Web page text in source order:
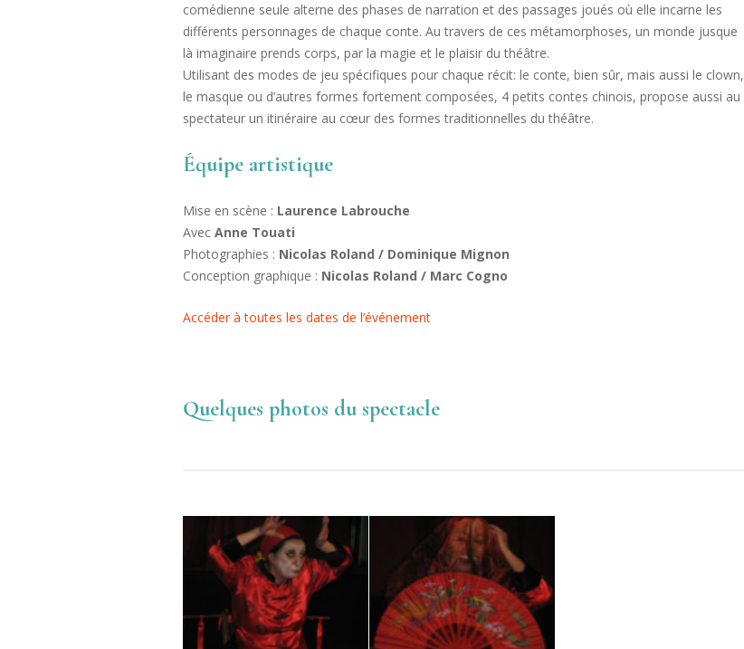
comédienne seule alterne des phases de narration et des passages joués où elle incarne les
différents personnages de chaque conte. Au travers de ces métamorphoses, un monde jusque
là imaginaire prends corps, par la magie et le plaisir du théâtre.
Utilisant des modes de jeu spécifiques pour chaque récit: le conte, bien sûr, mais aussi le clown,
le masque ou d’autres formes fortement composées, 4 petits contes chinois, propose aussi au
spectateur un itinéraire au cœur des formes traditionnelles du théâtre.
Équipe artistique
Mise en scène : Laurence Labrouche
Avec Anne Touati
Photographies : Nicolas Roland / Dominique Mignon
Conception graphique : Nicolas Roland / Marc Cogno
Accéder à toutes les dates de l’événement
Quelques photos du spectacle